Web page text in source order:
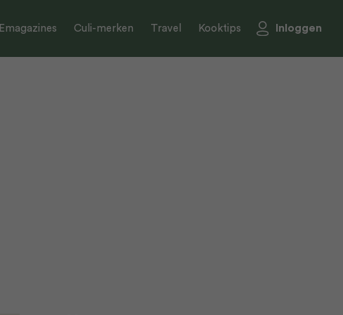
Emagazines Culi-merken Travel Kooktips Inloggen